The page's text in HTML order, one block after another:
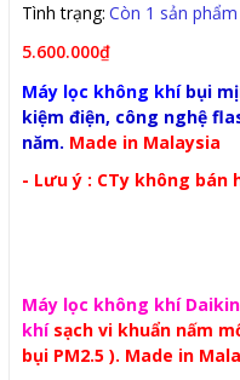
Tình trạng: Còn 1 sản phẩm
5.600.000₫
Máy lọc không khíbụi
kiệm điện, công nghệ
năm. Made in Malaysia
- Lưu ý : CTy không
Máy lọc không khí Daikin
khísạch vi khuẩn nấm
bụi PM2.5 ). Made in